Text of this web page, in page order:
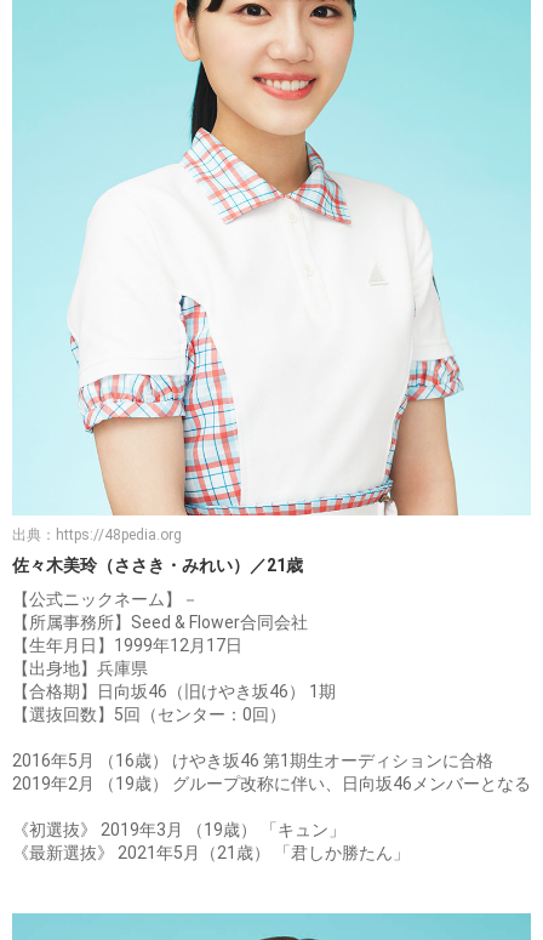
出典： https://48pedia.org
佐々木美玲（ささき・みれい）／21歳
【公式ニックネーム】－
【所属事務所】Seed & Flower合同会社
【生年月日】1999年12月17日
【出身地】兵庫県
【合格期】日向坂46（旧けやき坂46） 1期
【選抜回数】5回（センター：0回）
2016年5月 （16歳） けやき坂46 第1期生オーディションに合格
2019年2月 （19歳） グループ改称に伴い、日向坂46メンバーとなる
《初選抜》 2019年3月 （19歳） 「キュン」
《最新選抜》 2021年5月（21歳） 「君しか勝たん」